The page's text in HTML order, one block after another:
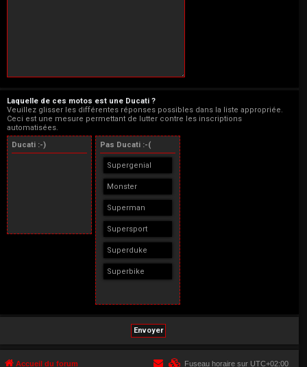
Laquelle de ces motos est une Ducati ?
Veuillez glisser les différentes réponses possibles dans la liste appropriée.
Ceci est une mesure permettant de lutter contre les inscriptions
automatisées.
Ducati :-)
Pas Ducati :-(
Supergenial
Monster
Superman
Supersport
Superduke
Superbike
Accueil du forum Fuseau horaire sur UTC+02:00